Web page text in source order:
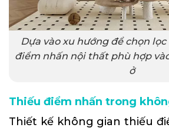
Dựa vào xu hướng để chọn
điểm nhấn nội thất phù hợp
ở
Thiếu điểm nhấn trong
Thiết kế không gian thiếu